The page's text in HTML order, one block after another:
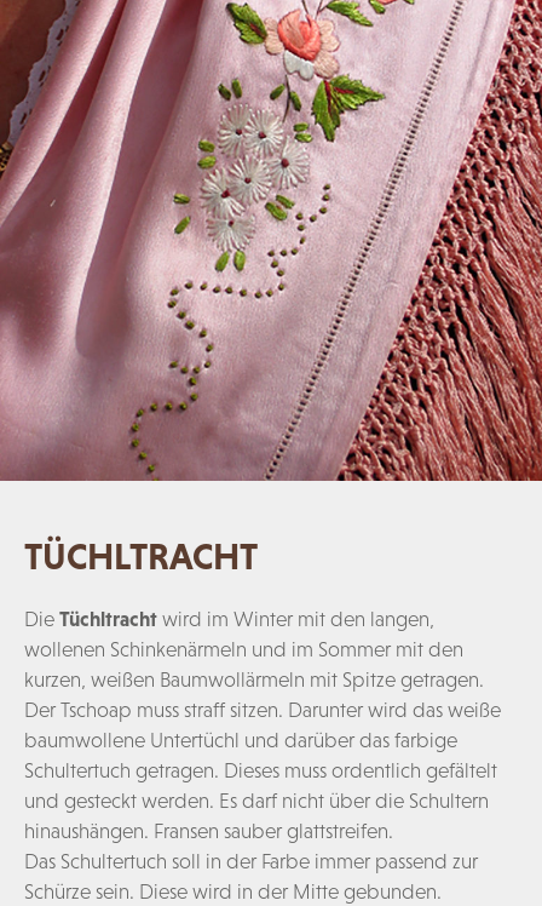
TÜCHLTRACHT
Die Tüchltracht wird im Winter mit den langen,
wollenen Schinkenärmeln und im Sommer mit den
kurzen, weißen Baumwollärmeln mit Spitze getragen.
Der Tschoap muss straff sitzen. Darunter wird das weiße
baumwollene Untertüchl und darüber das farbige
Schultertuch getragen. Dieses muss ordentlich gefältelt
und gesteckt werden. Es darf nicht über die Schultern
hinaushängen. Fransen sauber glattstreifen.
Das Schultertuch soll in der Farbe immer passend zur
Schürze sein. Diese wird in der Mitte gebunden.